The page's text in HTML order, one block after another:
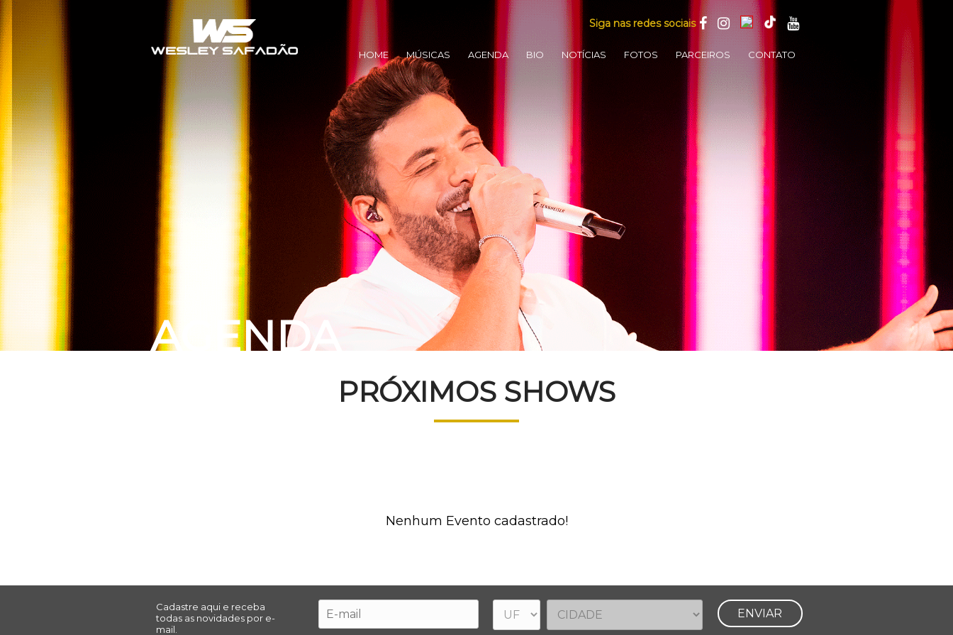
Siga nas redes sociais
HOME MÚSICAS AGENDA BIO NOTÍCIAS FOTOS PARCEIROS CONTATO
AGENDA
PRÓXIMOS SHOWS
Nenhum Evento cadastrado!
Cadastre aqui e receba
todas as novidades por e-
mail.